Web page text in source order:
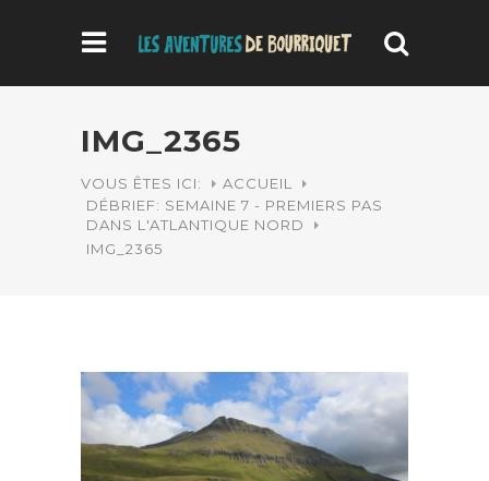
IMG_2365
VOUS ÊTES ICI:
ACCUEIL
DÉBRIEF: SEMAINE 7 - PREMIERS PAS
DANS L'ATLANTIQUE NORD
IMG_2365